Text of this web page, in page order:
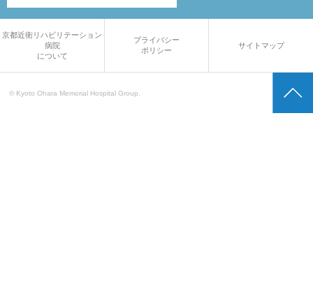
京都近衛リハビリテーション
病院
について
プライバシー
ポリシー
サイトマップ
© Kyoto Ohara Memorial Hospital Group.